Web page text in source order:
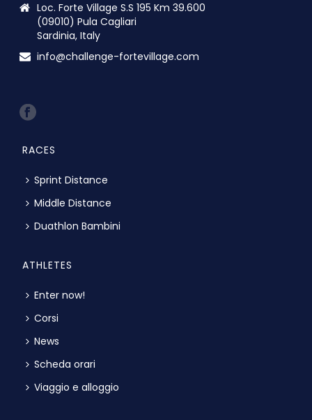
Loc. Forte Village S.S 195 Km 39.600
(09010) Pula Cagliari
Sardinia, Italy
info@challenge-fortevillage.com
RACES
Sprint Distance
Middle Distance
Duathlon Bambini
ATHLETES
Enter now!
Corsi
News
Scheda orari
Viaggio e alloggio